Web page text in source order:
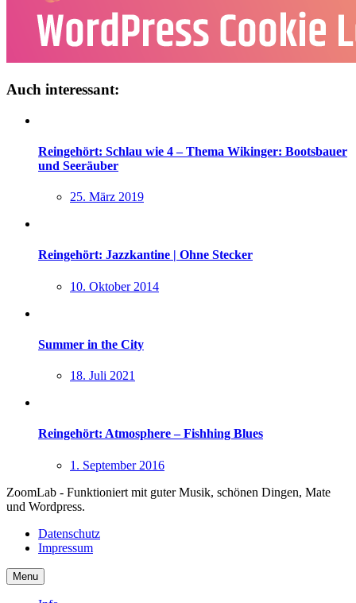
Auch interessant:
Reingehört: Schlau wie 4 – Thema Wikinger: Bootsbauer
und Seeräuber
25. März 2019
Reingehört: Jazzkantine | Ohne Stecker
10. Oktober 2014
Summer in the City
18. Juli 2021
Reingehört: Atmosphere – Fishhing Blues
1. September 2016
ZoomLab - Funktioniert mit guter Musik, schönen Dingen, Mate
und Wordpress.
Datenschutz
Impressum
Menu